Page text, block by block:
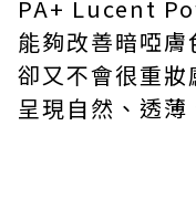
PA+ Lucent
能夠改善暗啞膚
卻又不會很重妝
呈現自然、透薄